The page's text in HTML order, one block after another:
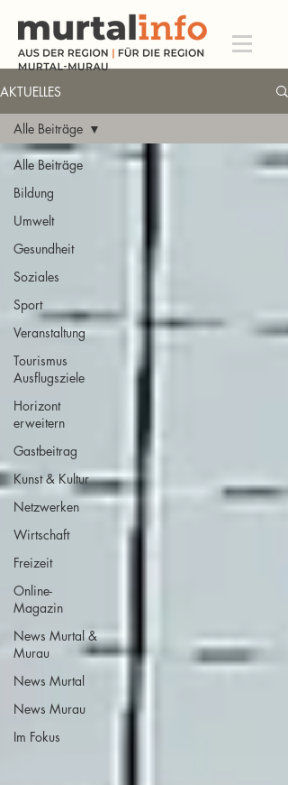
AKTUELLES
Alle Beiträge
Bildung
Umwelt
Gesundheit
Soziales
Sport
Veranstaltung
Tourismus
Ausflugsziele
Horizont
erweitern
Gastbeitrag
Kunst & Kultur
Netzwerken
Wirtschaft
Freizeit
Online-
Magazin
News Murtal &
Murau
News Murtal
News Murau
Im Fokus
Alle Beiträge